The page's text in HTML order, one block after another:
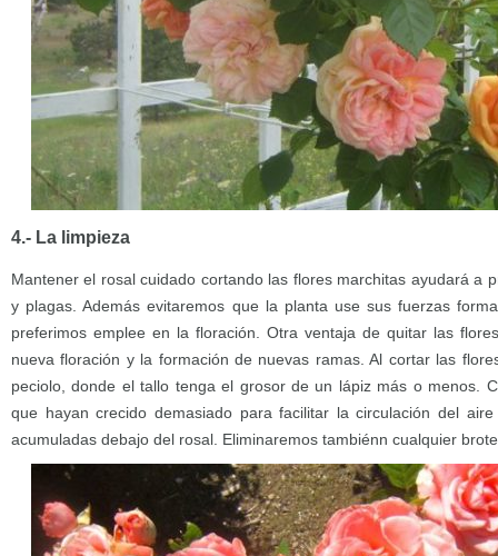
4.- La limpieza
Mantener el rosal cuidado cortando las flores marchitas ayudará a
y plagas. Además evitaremos que la planta use sus fuerzas
preferimos emplee en la floración. Otra ventaja de quitar las
nueva floración y la formación de nuevas ramas. Al cortar las
peciolo, donde el tallo tenga el grosor de un lápiz más o menos.
que hayan crecido demasiado para facilitar la circulación del
acumuladas debajo del rosal. Eliminaremos tambiénn cualquier